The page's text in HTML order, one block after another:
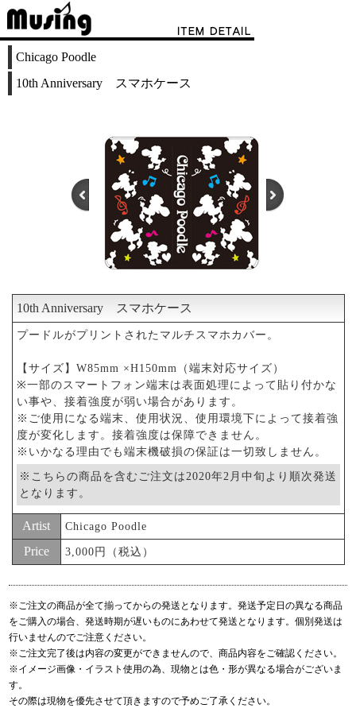
Chicago Poodle
10th Anniversary スマホケース
1 2
10th Anniversary スマホケース
プードルがプリントされたマルチスマホカバー。
【サイズ】W85mm ×H150mm（端末対応サイズ）
※一部のスマートフォン端末は表面処理によって貼り付かな
い事や、接着強度が弱い場合があります。
※ご使用になる端末、使用状況、使用環境下によって接着強
度が変化します。接着強度は保障できません。
※いかなる理由でも端末機破損の保証は一切致しません。
※こちらの商品を含むご注文は2020年2月中旬より順次発送
となります。
Artist Chicago Poodle
Price 3,000円（税込）
※ご注文の商品が全て揃ってからの発送となります。発送予定日の異なる商品
をご購入の場合、発送時期が遅いものにあわせて発送となります。個別発送は
行いませんのでご注意ください。
※ご注文完了後は内容の変更ができませんので、商品内容をご確認ください。
※イメージ画像・イラスト使用の為、現物とは色・形が異なる場合がございま
す。
その際は現物を優先させて頂きますので予めご了承ください。